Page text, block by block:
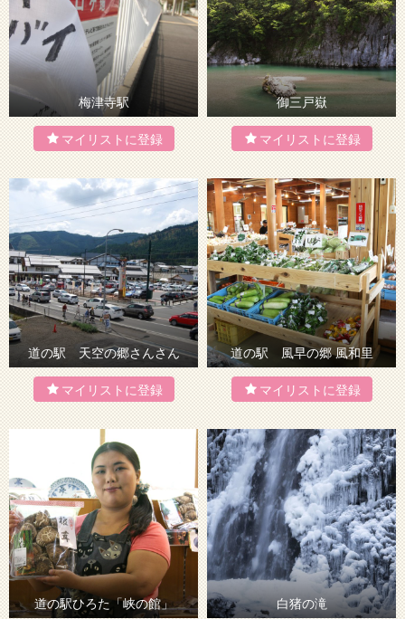
梅津寺駅 御三戸嶽
道の駅 天空の郷さんさん 道の駅 風早の郷 風和里
道の駅ひろた「峡の館」 白猪の滝